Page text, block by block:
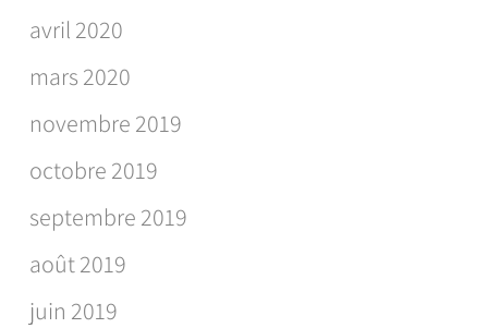
avril 2020
mars 2020
novembre 2019
octobre 2019
septembre 2019
août 2019
juin 2019